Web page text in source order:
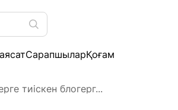
СарапшыларҚоғам
тиіскен блогерг...